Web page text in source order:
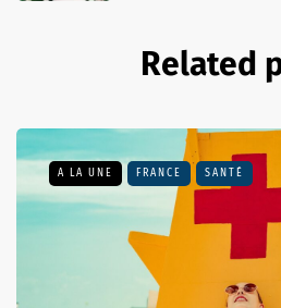
Related
A LA UNE FRANCE SANTÉ